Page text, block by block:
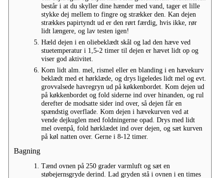
består i at du skyller dine hænder med vand, tager et lille
stykke dej mellem to fingre og strækker den. Kan dejen
strækkes papirtyndt ud er den rørt færdig, hvis ikke, rør
lidt længere, og lav testen igen!
Hæld dejen i en oliebeklædt skål og lad den hæve ved
stuetemperatur i 1,5-2 timer til dejen er hævet lidt op og
viser god aktivitet.
Kom lidt alm. mel, rismel eller en blanding i en hævekurv
beklædt med et hørklæde, og drys ligeledes lidt mel og evt.
grovvalsede havregryn ud på køkkenbordet. Kom dejen ud
på køkkenbordet og fold siderne ind over hinanden, og rul
derefter de modsatte sider ind over, så dejen får en
spændstig overflade. Kom dejen i hævekurven ved at
vende dejkuglen med foldningerne opad. Drys med lidt
mel ovenpå, fold hørklædet ind over dejen, og sæt kurven
på køl natten over. Gerne i 8-12 timer.
Bagning
Tænd ovnen på 250 grader varmluft og sæt en
støbejernsgryde derind. Lad gryden stå i ovnen i en times